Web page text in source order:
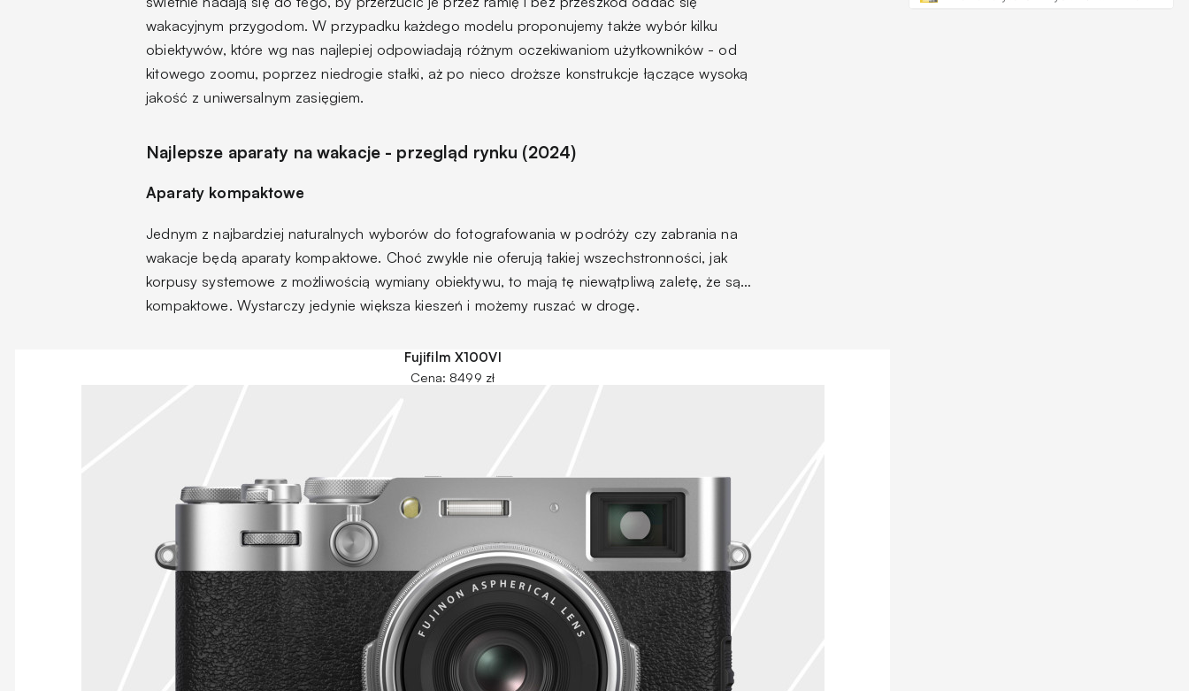
wakacyjnym przygodom. W przypadku każdego modelu proponujemy także wybór kilku
obiektywów, które wg nas najlepiej odpowiadają różnym oczekiwaniom użytkowników - od
kitowego zoomu, poprzez niedrogie stałki, aż po nieco droższe konstrukcje łączące wysoką
jakość z uniwersalnym zasięgiem.
Najlepsze aparaty na wakacje - przegląd rynku (2024)
Aparaty kompaktowe
Jednym z najbardziej naturalnych wyborów do fotografowania w podróży czy zabrania na
wakacje będą aparaty kompaktowe. Choć zwykle nie oferują takiej wszechstronności, jak
korpusy systemowe z możliwością wymiany obiektywu, to mają tę niewątpliwą zaletę, że są…
kompaktowe. Wystarczy jedynie większa kieszeń i możemy ruszać w drogę.
Fujifilm X100VI
Cena: 8499 zł